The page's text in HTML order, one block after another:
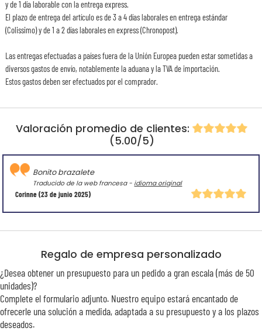
Valoración promedio de clientes:
(5.00/5)
Corinne(23 de junio 2025)
Bonito brazalete
Traducido de la web francesa - idioma original
y de 1 día laborable con la entrega express.
El plazo de entrega del artículo es de 3 a 4 días laborales en entrega estándar
(Colissimo) y de 1 a 2 días laborales en express (Chronopost).
Las entregas efectuadas a países fuera de la Unión Europea pueden estar sometidas a
diversos gastos de envío, notablemente la aduana y la TVA de importación.
Estos gastos deben ser efectuados por el comprador.
Regalo de empresa personalizado
¿Desea obtener un presupuesto para un pedido a gran escala (más de 50
unidades)?
Complete el formulario adjunto. Nuestro equipo estará encantado de
ofrecerle una solución a medida, adaptada a su presupuesto y a los plazos
deseados.